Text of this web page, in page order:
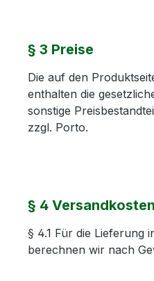
§ 3 Preise
Die auf den
enthalten die
sonstige
zzgl. Porto.
§ 4 Versandkosten
§ 4.1 Für die Lieferung
berechnen wir nach